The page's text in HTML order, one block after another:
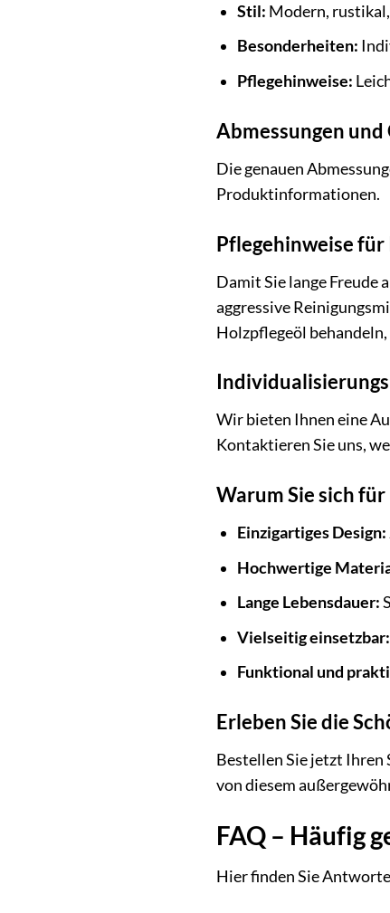
Stil: Modern,
Besonderheiten:
Pflegehinweise:
Abmessungen
Die genauen
Produktinformationen.
Pflegehinweise
Damit Sie lange Freude
aggressive
Holzpflegeöl
Wir bieten Ihnen eine
Kontaktieren Sie uns,
Warum Sie sich
Einzigartiges Design:
Hochwertige
Lange Lebensdauer:
Vielseitig einsetzbar:
Funktional und
Erleben Sie die
Bestellen Sie jetzt Ihren
von diesem
FAQ – Häufig
Hier finden Sie